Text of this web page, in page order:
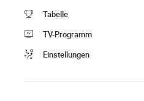
Tabelle
TV-Programm
Einstellungen